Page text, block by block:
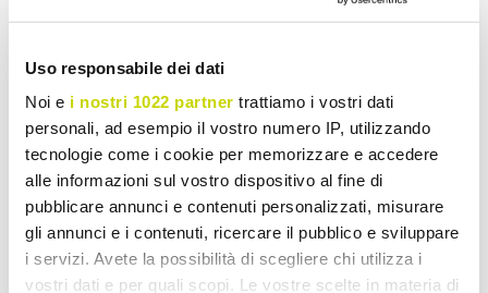
Uso responsabile dei dati
Noi e i nostri 1022 partner trattiamo i vostri dati
personali, ad esempio il vostro numero IP, utilizzando
tecnologie come i cookie per memorizzare e accedere
alle informazioni sul vostro dispositivo al fine di
pubblicare annunci e contenuti personalizzati, misurare
gli annunci e i contenuti, ricercare il pubblico e sviluppare
i servizi. Avete la possibilità di scegliere chi utilizza i
vostri dati e per quali scopi. Le vostre scelte in materia di
Take advantage of it now!